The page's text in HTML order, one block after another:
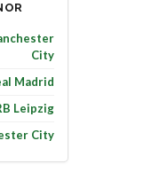
City
Madrid
Leipzig
City